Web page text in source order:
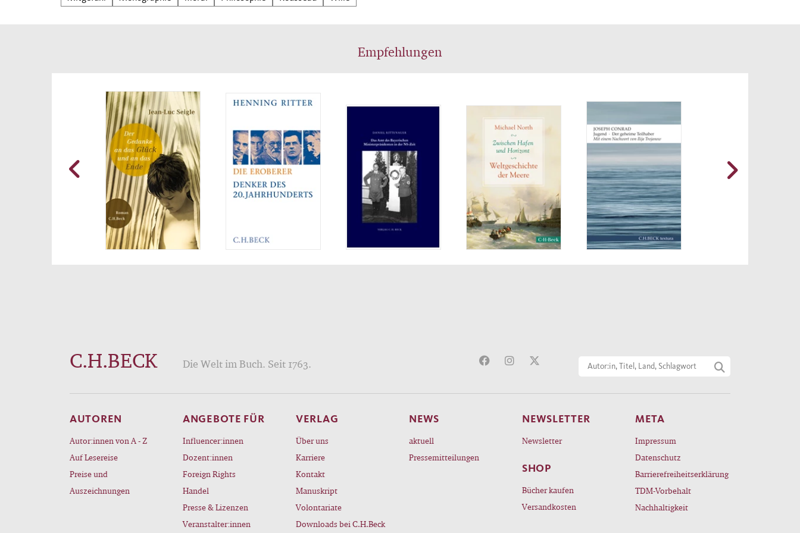
oder zerfällt unser Ethos in eines für das nahe und eines für das
Empfehlungen
C.H.BECK Die Welt im Buch. Seit 1763.
AUTOREN
Autor:innen von A - Z
Auf Lesereise
Preise und
Auszeichnungen
ANGEBOTE FÜR
Influencer:innen
Dozent:innen
Foreign Rights
Handel
Presse & Lizenzen
Veranstalter:innen
VERLAG
Über uns
Karriere
Kontakt
Manuskript
Volontariate
Downloads bei C.H.Beck
NEWS
aktuell
Pressemitteilungen
NEWSLETTER
Newsletter
SHOP
Bücher kaufen
Versandkosten
META
Impressum
Datenschutz
Barrierefreiheitserklärung
TDM-Vorbehalt
Nachhaltigkeit